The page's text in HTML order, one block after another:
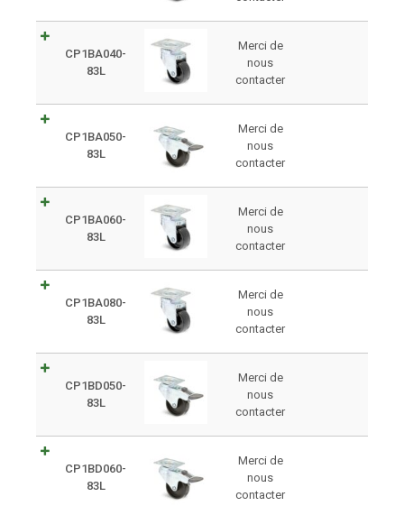
CP1BA040-
83L
Merci de
nous
contacter
CP1BA050-
83L
Merci de
nous
contacter
CP1BA060-
83L
Merci de
nous
contacter
CP1BA080-
83L
Merci de
nous
contacter
CP1BD050-
83L
Merci de
nous
contacter
CP1BD060-
83L
Merci de
nous
contacter